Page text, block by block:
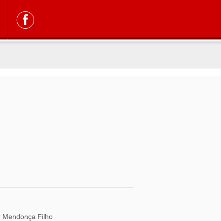
Mendonça Filho